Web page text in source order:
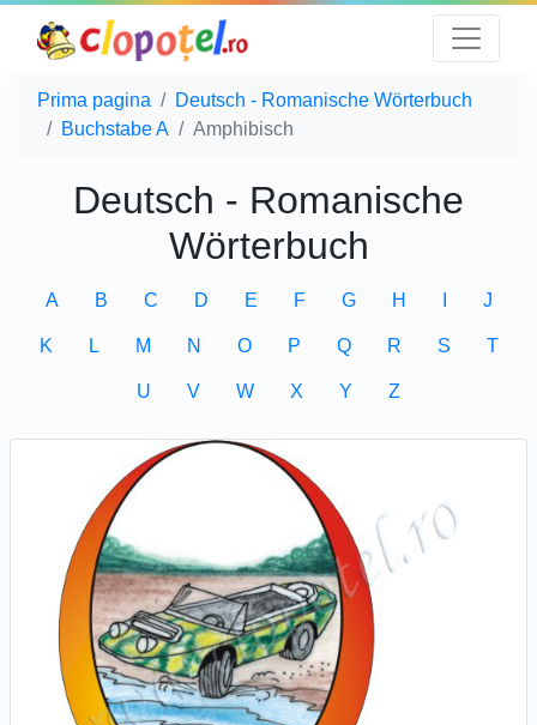
Prima pagina
Deutsch - Romanische Wörterbuch
Buchstabe A
Amphibisch
Deutsch - Romanische
Wörterbuch
A B C D E F G H J
K L M N O P Q R S T
U V W X Y Z